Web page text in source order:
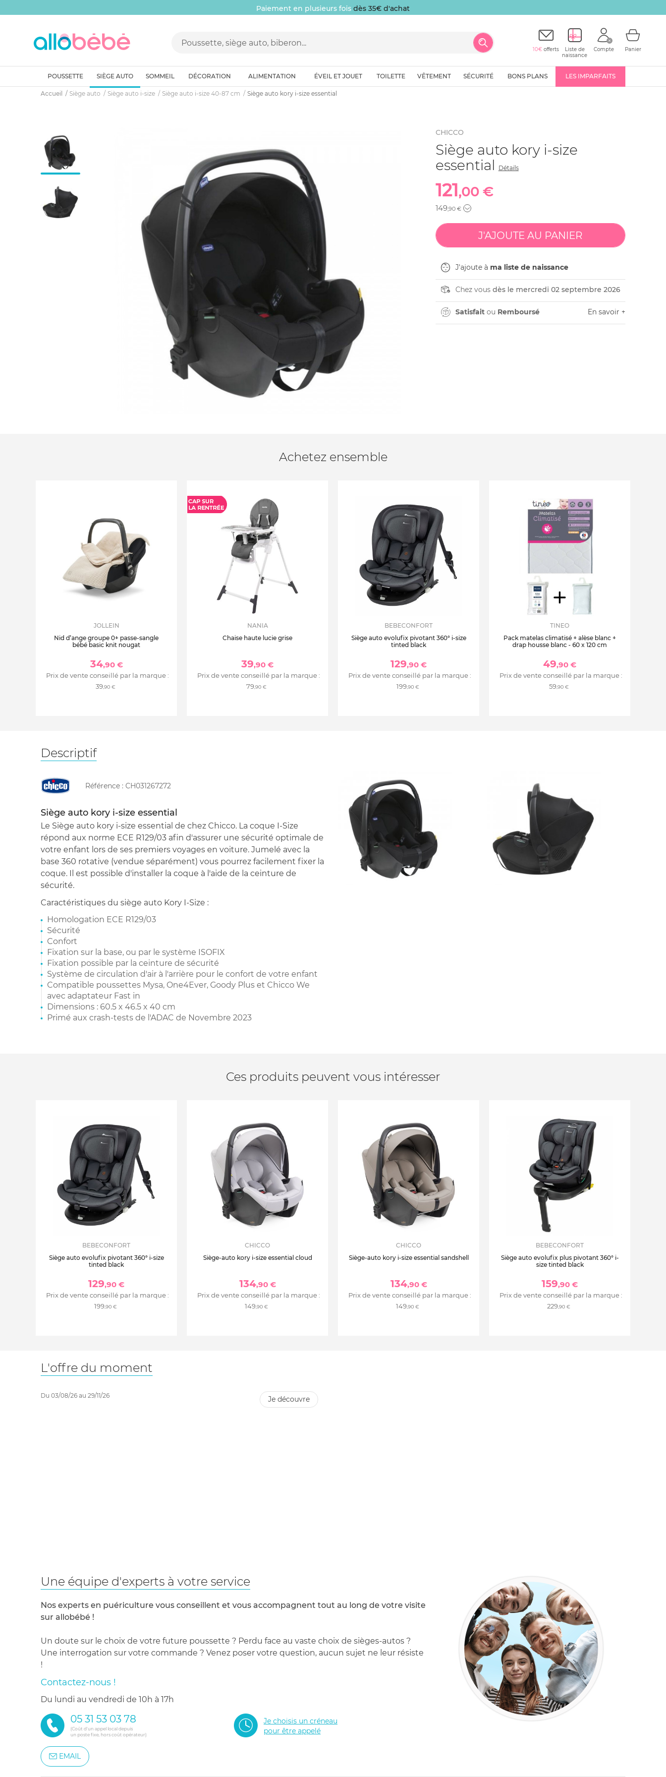
Paiement en plusieurs fois dès 35€ d'achat
10€ offerts
Liste de
naissance
Compte Panier
POUSSETTE SIÈGE AUTO SOMMEIL DÉCORATION ALIMENTATION ÉVEIL ET JOUET TOILETTE VÊTEMENT SÉCURITÉ BONS PLANS LES IMPARFAITS
Accueil Siège auto Siège auto i-size Siège auto i-size 40-87 cm Siège auto kory i-size essential
CHICCO
Siège auto kory i-size
essential
Détails
121,00 €
149,90 €
J'ajoute à ma liste de naissance
Chez vous dès le mercredi 02 septembre 2026
Satisfaitou Remboursé En savoir +
Achetez ensemble
JOLLEIN
Nid d’ange groupe 0+ passe-sangle
bébé basic knit nougat
34,90 €
Prix de vente conseillé par la marque :
39,90 €
NANIA
Chaise haute lucie grise
39,90 €
Prix de vente conseillé par la marque :
79,90 €
BEBECONFORT
Siège auto evolufix pivotant 360° i-size
tinted black
129,90 €
Prix de vente conseillé par la marque :
199,90 €
TINEO
Pack matelas climatisé + alèse blanc +
drap housse blanc - 60 x 120 cm
49,90 €
Prix de vente conseillé par la marque :
59,90 €
Descriptif
Référence : CH031267272
Siège auto kory i-size essential
Le Siège auto kory i-size essential de chez Chicco. La coque I-Size
répond aux norme ECE R129/03 afin d'assurer une sécurité optimale de
votre enfant lors de ses premiers voyages en voiture. Jumelé avec la
base 360 rotative (vendue séparément) vous pourrez facilement fixer la
coque. Il est possible d'installer la coque à l'aide de la ceinture de
sécurité.
Caractéristiques du siège auto Kory I-Size :
Homologation ECE R129/03
Sécurité
Confort
Fixation sur la base, ou par le système ISOFIX
Fixation possible par la ceinture de sécurité
Système de circulation d'air à l'arrière pour le confort de votre enfant
Compatible poussettes Mysa, One4Ever, Goody Plus et Chicco We
avec adaptateur Fast in
Dimensions : 60.5 x 46.5 x 40 cm
Primé aux crash-tests de l'ADAC de Novembre 2023
Ces produits peuvent vous intéresser
BEBECONFORT
Siège auto evolufix pivotant 360° i-size
tinted black
129,90 €
Prix de vente conseillé par la marque :
199,90 €
CHICCO
Siège-auto kory i-size essential cloud
134,90 €
Prix de vente conseillé par la marque :
149,90 €
CHICCO
Siège-auto kory i-size essential sandshell
134,90 €
Prix de vente conseillé par la marque :
149,90 €
BEBECONFORT
Siège auto evolufix plus pivotant 360° i-
size tinted black
159,90 €
Prix de vente conseillé par la marque :
229,90 €
L'offre du moment
Du 03/08/26 au 29/11/26 je découvre
Une équipe d'experts à votre service
Nos experts en puériculture vous conseillent et vous accompagnent tout au long de votre visite
sur allobébé !
Un doute sur le choix de votre future poussette ? Perdu face au vaste choix de sièges-autos ?
Une interrogation sur votre commande ? Venez poser votre question, aucun sujet ne leur résiste
!
Contactez-nous !
du lundi au vendredi de 10h à 17h
05 31 53 03 78
(Coût d'un appel local depuis
un poste fixe, hors coût opérateur)
Je choisis un créneau
pour être appelé
EMAIL